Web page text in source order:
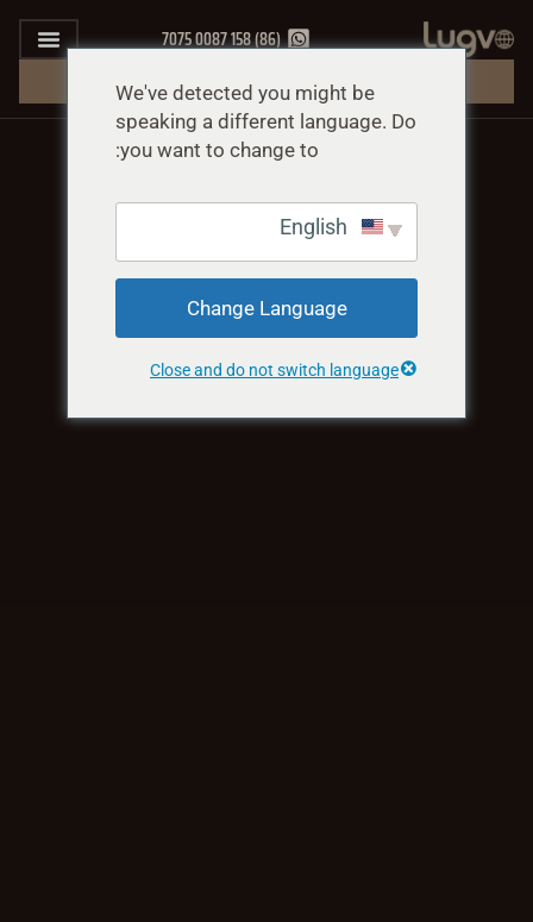
(86) 158 0087 7075
احصل على عرض أسعار مجاني
We've detected you might be
speaking a different language. Do
you want to change to:
Change Language
Close and do not switch language